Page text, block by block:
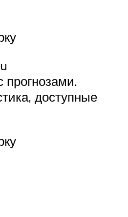
прогнозами.
доступные